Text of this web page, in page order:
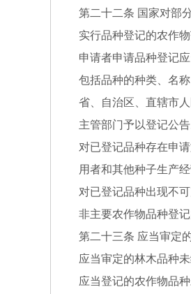
第二十二条 国家对部
实行品种登记的农作
申请者申请品种登记
包括品种的种类、名
省、自治区、直辖市
主管部门予以登记公告
对已登记品种存在申
用者和其他种子生产
对已登记品种出现不
非主要农作物品种登
第二十三条 应当审定
应当审定的林木品种
应当登记的农作物品